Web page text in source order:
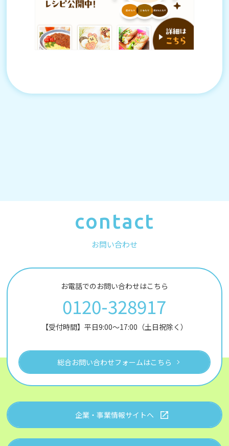
contact
お問い合わせ
お電話でのお問い合わせはこちら
0120-328917
【受付時間】平日9:00～17:00（土日祝除く）
総合お問い合わせフォームはこちら
企業・事業情報サイトへ